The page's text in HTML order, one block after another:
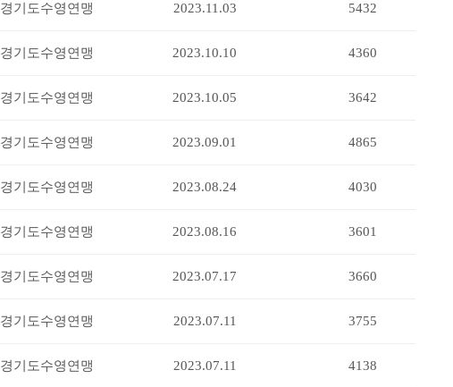
경기도수영연맹 2023.11.03 5432
경기도수영연맹 2023.10.10 4360
경기도수영연맹 2023.10.05 3642
경기도수영연맹 2023.09.01 4865
경기도수영연맹 2023.08.24 4030
경기도수영연맹 2023.08.16 3601
경기도수영연맹 2023.07.17 3660
경기도수영연맹 2023.07.11 3755
경기도수영연맹 2023.07.11 4138